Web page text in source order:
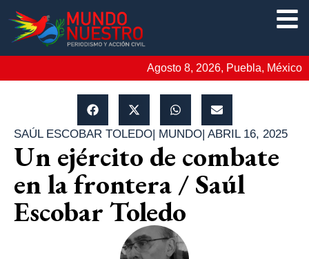
Agosto 8, 2026, Puebla, México
SAÚL ESCOBAR TOLEDO| MUNDO| ABRIL 16, 2025
Un ejército de combate
en la frontera / Saúl
Escobar Toledo